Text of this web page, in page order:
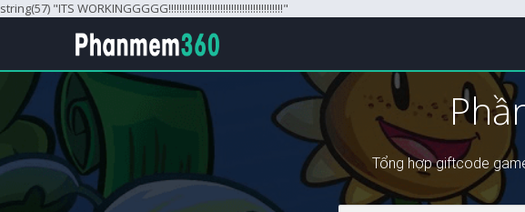
string(57) "ITS WORKINGGGGG!!!!!!!!!!!!!!!!!!!!!!!!!!!!!!!!!!!!!!!!!!"
Tổng hợp giftcode